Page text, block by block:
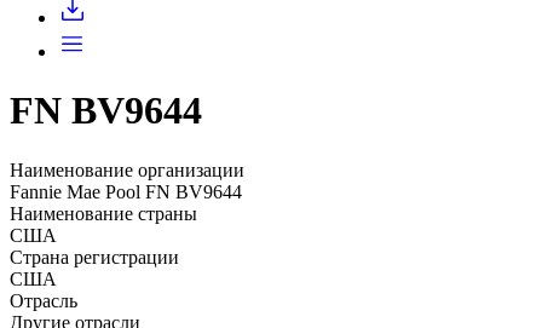
FN BV9644
Наименование организации
Fannie Mae Pool FN BV9644
Наименование страны
США
Страна регистрации
США
Отрасль
Другие отрасли